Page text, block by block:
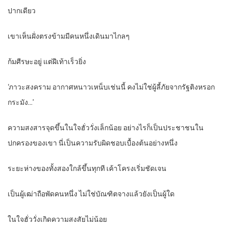
ปากเดียว
เขาเห็นฝั่งตรงข้ามมีคนหนึ่งเดินมาไกลๆ
ก้มศีรษะอยู่ แต่ฝีเท้าเร็วยิ่ง
‘ภาวะสงคราม อากาศหนาวเหน็บเช่นนี้ คงไม่ใช่ผู้ลี้ภัยจากรัฐติงหรอก
กระมัง…’
ความสงสารจุดขึ้นในใจฮั่ววั่งเล็กน้อย อย่างไรก็เป็นประชาชนใน
ปกครองของเขา นี่เป็นความรับผิดชอบเบื้องต้นอย่างหนึ่ง
ระยะห่างของทั้งสองใกล้ขึ้นทุกที เค้าโครงเริ่มชัดเจน
เป็นผู้เฒ่าถือพัดคนหนึ่ง ไม่ใช่บัณฑิตจางแล้วยังเป็นผู้ใด
ในใจฮั่ววั่งเกิดความสงสัยไม่น้อย